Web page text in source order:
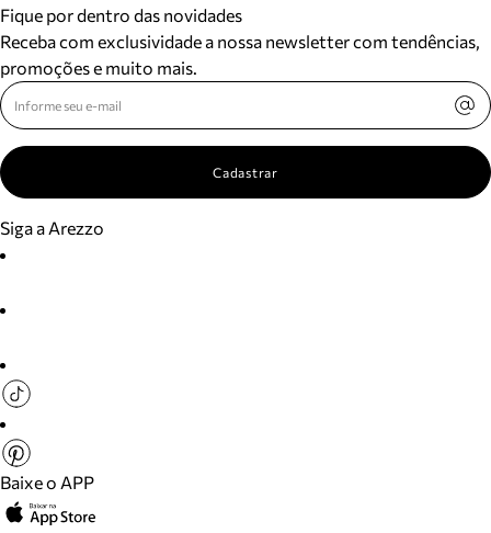
Fique por dentro das novidades
Receba com exclusividade a nossa newsletter com tendências,
promoções e muito mais.
Cadastrar
Siga a Arezzo
Baixe o APP